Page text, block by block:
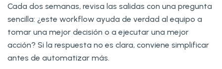
Cada dos semanas, revisa las salidas con una pregunta
sencilla: ¿este workflow ayuda de verdad al equipo a
tomar una mejor decisión o a ejecutar una mejor
acción? Si la respuesta no es clara, conviene simplificar
antes de automatizar más.